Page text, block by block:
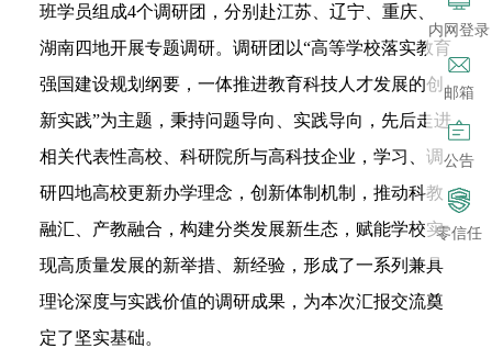
内网登录
邮箱
公告
零信任
班学员组成4个调研团，分别赴江苏、辽宁、重庆、
湖南四地开展专题调研。调研团以“高等学校落实教育
强国建设规划纲要，一体推进教育科技人才发展的创
新实践”为主题，秉持问题导向、实践导向，先后走进
相关代表性高校、科研院所与高科技企业，学习、调
研四地高校更新办学理念，创新体制机制，推动科教
融汇、产教融合，构建分类发展新生态，赋能学校实
现高质量发展的新举措、新经验，形成了一系列兼具
理论深度与实践价值的调研成果，为本次汇报交流奠
定了坚实基础。